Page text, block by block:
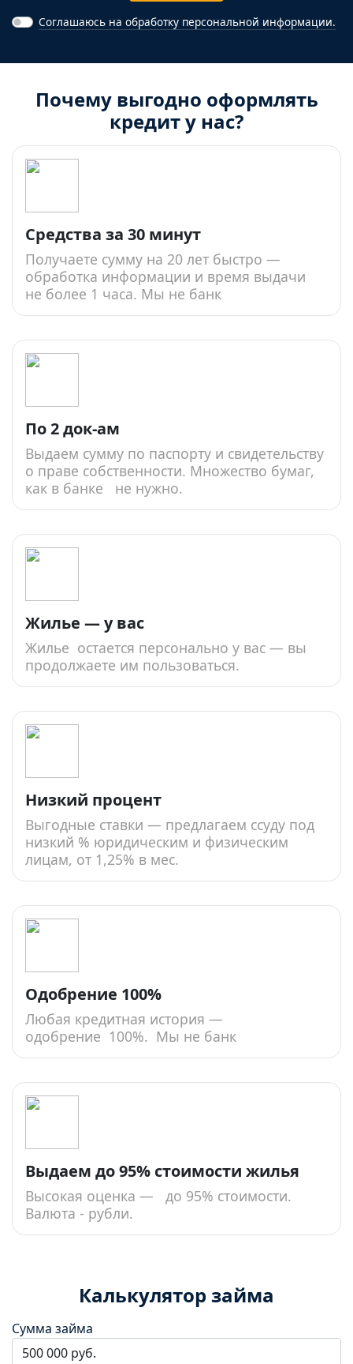
Соглашаюсь на обработку персональной информации.
Почему выгодно оформлять
кредит у нас?
Средства за 30 минут
Получаете сумму на 20 лет быстро —
обработка информации и время выдачи
не более 1 часа. Мы не банк
По 2 док-ам
Выдаем сумму по паспорту и свидетельству
о праве собственности. Множество бумаг,
как в банке не нужно.
Жилье — у вас
Жилье остается персонально у вас — вы
продолжаете им пользоваться.
Низкий процент
Выгодные ставки — предлагаем ссуду под
низкий % юридическим и физическим
лицам, от 1,25% в мес.
Одобрение 100%
Любая кредитная история —
одобрение 100%. Мы не банк
Выдаем до 95% стоимости жилья
Высокая оценка — до 95% стоимости.
Валюта - рубли.
Калькулятор займа
Сумма займа